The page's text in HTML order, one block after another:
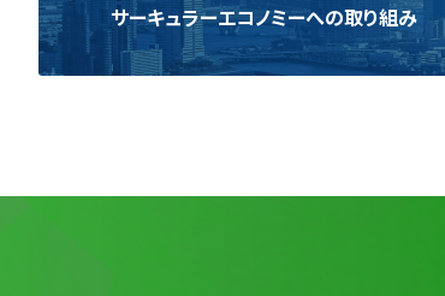
サーキュラーエコノミーへの取り組み